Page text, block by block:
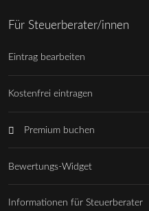
Für Steuerberater/innen
Eintrag bearbeiten
Kostenfrei eintragen
Premium buchen
Bewertungs-Widget
Informationen für Steuerberater